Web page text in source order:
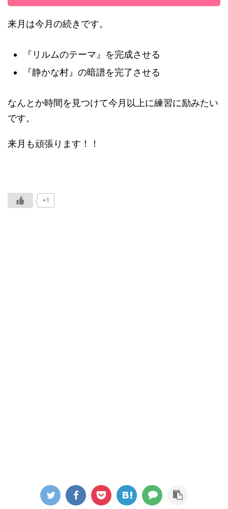
来月は今月の続きです。
『リルムのテーマ』を完成させる
『静かな村』の暗譜を完了させる
なんとか時間を見つけて今月以上に練習に励みたい
です。
来月も頑張ります！！
+1